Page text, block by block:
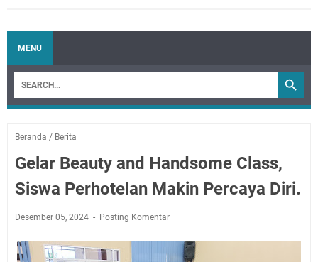
MENU
Beranda / Berita
Gelar Beauty and Handsome Class,
Siswa Perhotelan Makin Percaya Diri.
Desember 05, 2024 Posting Komentar